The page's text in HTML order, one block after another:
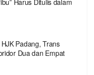
Padang, Trans
Dua dan Empat